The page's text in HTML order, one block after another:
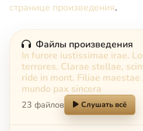
странице произведения.
Файлы произведения
In furore iustissimae irae.
terrores. Clarae stellae,
ride in mont. Filiae
mundo pax sincera
23 файлов Слушать всё